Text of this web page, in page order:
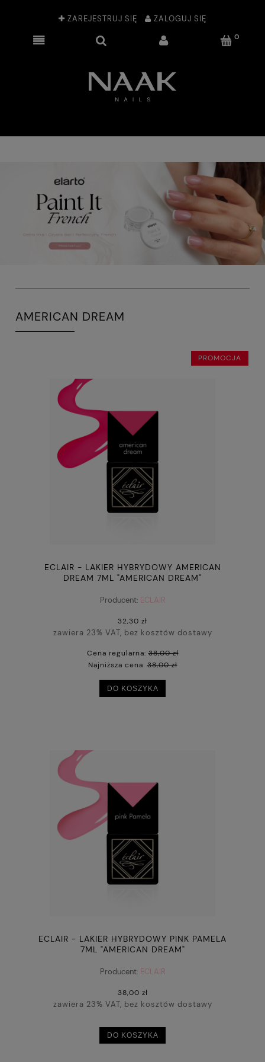
ZAREJESTRUJ SIĘ ZALOGUJ SIĘ
AMERICAN DREAM
ECLAIR - LAKIER HYBRYDOWY AMERICAN
DREAM 7ML "AMERICAN DREAM"
Producent: ECLAIR
32,30 zł
zawiera 23% VAT, bez kosztów dostawy
Cena regularna:38,00 zł
Najniższa cena:38,00 zł
DO KOSZYKA
PROMOCJA
ECLAIR - LAKIER HYBRYDOWY PINK PAMELA
7ML "AMERICAN DREAM"
Producent: ECLAIR
38,00 zł
zawiera 23% VAT, bez kosztów dostawy
DO KOSZYKA